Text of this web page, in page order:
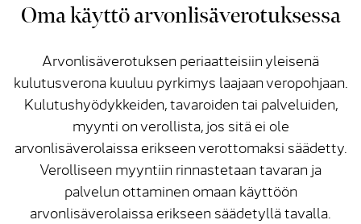
Oma käyttö arvonlisäverotuksessa
Arvonlisäverotuksen periaatteisiin yleisenä
kulutusverona kuuluu pyrkimys laajaan veropohjaan.
Kulutushyödykkeiden, tavaroiden tai palveluiden,
myynti on verollista, jos sitä ei ole
arvonlisäverolaissa erikseen verottomaksi säädetty.
Verolliseen myyntiin rinnastetaan tavaran ja
palvelun ottaminen omaan käyttöön
arvonlisäverolaissa erikseen säädetyllä tavalla.